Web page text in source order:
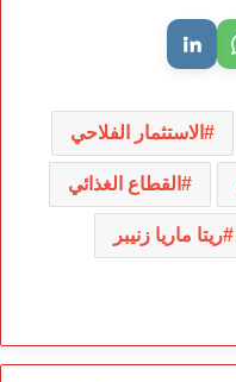
الاستثمار الفلاحي
القطاع الغذائي
ريتا ماريا زنيبر